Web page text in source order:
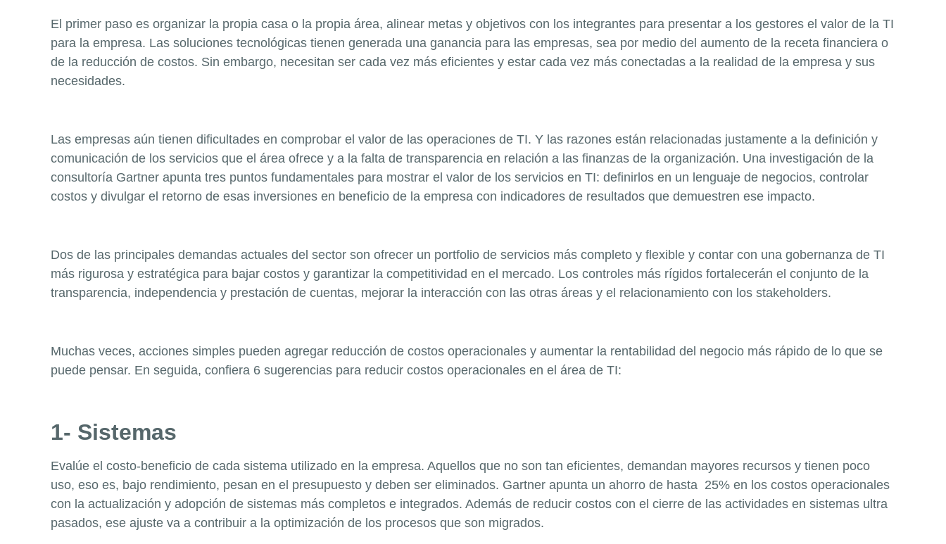
El primer paso es organizar la propia casa o la propia área, alinear metas y objetivos con los integrantes para presentar a los gestores el valor de la TI
para la empresa. Las soluciones tecnológicas tienen generada una ganancia para las empresas, sea por medio del aumento de la receta financiera o
de la reducción de costos. Sin embargo, necesitan ser cada vez más eficientes y estar cada vez más conectadas a la realidad de la empresa y sus
necesidades.
Las empresas aún tienen dificultades en comprobar el valor de las operaciones de TI. Y las razones están relacionadas justamente a la definición y
comunicación de los servicios que el área ofrece y a la falta de transparencia en relación a las finanzas de la organización. Una investigación de la
consultoría Gartner apunta tres puntos fundamentales para mostrar el valor de los servicios en TI: definirlos en un lenguaje de negocios, controlar
costos y divulgar el retorno de esas inversiones en beneficio de la empresa con indicadores de resultados que demuestren ese impacto.
Dos de las principales demandas actuales del sector son ofrecer un portfolio de servicios más completo y flexible y contar con una gobernanza de TI
más rigurosa y estratégica para bajar costos y garantizar la competitividad en el mercado. Los controles más rígidos fortalecerán el conjunto de la
transparencia, independencia y prestación de cuentas, mejorar la interacción con las otras áreas y el relacionamiento con los stakeholders.
Muchas veces, acciones simples pueden agregar reducción de costos operacionales y aumentar la rentabilidad del negocio más rápido de lo que se
puede pensar. En seguida, confiera 6 sugerencias para reducir costos operacionales en el área de TI:
1- Sistemas
Evalúe el costo-beneficio de cada sistema utilizado en la empresa. Aquellos que no son tan eficientes, demandan mayores recursos y tienen poco
uso, eso es, bajo rendimiento, pesan en el presupuesto y deben ser eliminados. Gartner apunta un ahorro de hasta 25% en los costos operacionales
con la actualización y adopción de sistemas más completos e integrados. Además de reducir costos con el cierre de las actividades en sistemas ultra
pasados, ese ajuste va a contribuir a la optimización de los procesos que son migrados.